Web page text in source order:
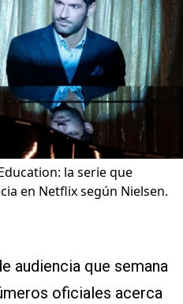
la serie que
en Netflix según Nielsen.
audiencia que semana
oficiales acerca